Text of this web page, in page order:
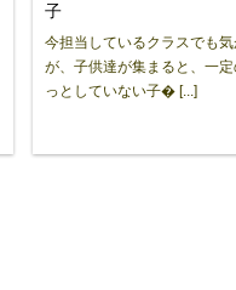
子
今担当しているクラスでも
が、子供達が集まると、一
っとしていない子� [...]